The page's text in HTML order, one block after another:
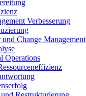
Verbesserung
Change Management
Operations